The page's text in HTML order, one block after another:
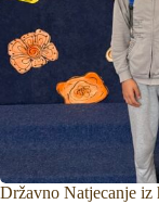
Državno Natjecanje iz